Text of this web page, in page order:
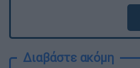
Διαβάστε ακόμη